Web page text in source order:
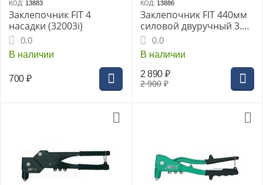
КОД: 13883
Заклепочник FIT 4
насадки (32003i)
0.0
В наличии
700 ₽
КОД: 13886
Заклепочник FIT 440мм
силовой двуручный 3.2-
6.4мм (32058i)
0.0
В наличии
2 900 ₽
2 890 ₽